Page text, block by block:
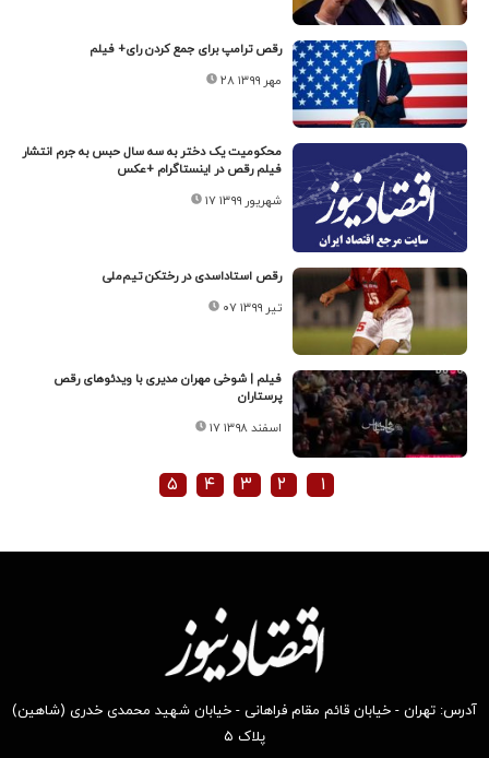
رقص ترامپ برای جمع کردن رای+ فیلم
۲۸ مهر ۱۳۹۹
محکومیت یک دختر به سه سال حبس به جرم انتشار
فیلم رقص در اینستاگرام +عکس
۱۷ شهریور ۱۳۹۹
رقص استاداسدی در رختکن تیم‌ملی
۰۷ تیر ۱۳۹۹
فیلم | شوخی مهران مدیری با ویدئوهای رقص
پرستاران
۱۷ اسفند ۱۳۹۸
۱ ۲ ۳ ۴ ۵
آدرس: تهران - خیابان قائم مقام فراهانی - خیابان شهید محمدی خدری (شاهین)
پلاک ۵